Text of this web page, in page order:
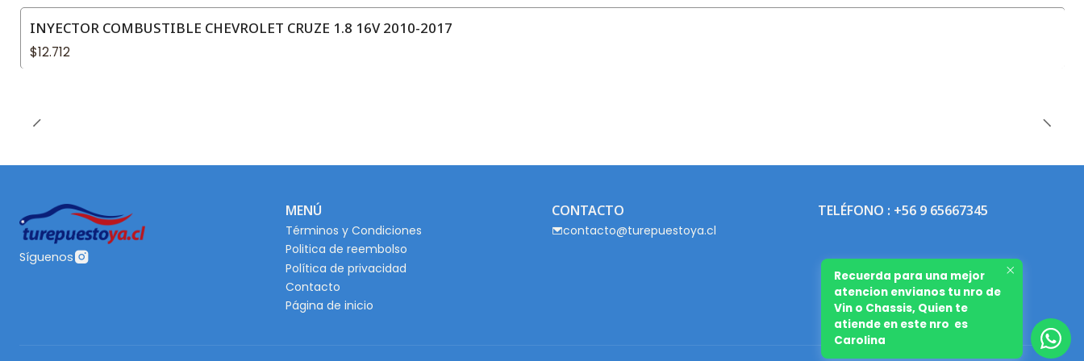
INYECTOR COMBUSTIBLE CHEVROLET CRUZE 1.8 16V 2010-2017
$12.712
Síguenos
MENÚ
Términos y Condiciones
Politica de reembolso
Política de privacidad
Contacto
Página de inicio
CONTACTO
contacto@turepuestoya.cl
TELÉFONO : +56 9 65667345
Recuerda para una mejor
atencion envianos tu nro de
Vin o Chassis, Quien te
atiende en este nro es
Carolina